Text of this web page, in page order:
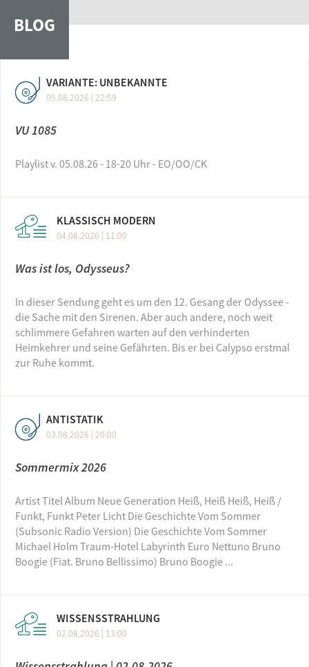
BLOG
VARIANTE: UNBEKANNTE
05.08.2026 | 22:59
VU 1085
Playlist v. 05.08.26 - 18-20 Uhr - EO/OO/CK
KLASSISCH MODERN
04.08.2026 | 11:00
Was ist los, Odysseus?
In dieser Sendung geht es um den 12. Gesang der Odyssee -
die Sache mit den Sirenen. Aber auch andere, noch weit
schlimmere Gefahren warten auf den verhinderten
Heimkehrer und seine Gefährten. Bis er bei Calypso erstmal
zur Ruhe kommt.
ANTISTATIK
03.08.2026 | 20:00
Sommermix 2026
Artist Titel Album Neue Generation Heiß, Heiß Heiß, Heiß /
Funkt, Funkt Peter Licht Die Geschichte Vom Sommer
(Subsonic Radio Version) Die Geschichte Vom Sommer
Michael Holm Traum-Hotel Labyrinth Euro Nettuno Bruno
Boogie (Fiat. Bruno Bellissimo) Bruno Boogie ...
WISSENSSTRAHLUNG
02.08.2026 | 13:00